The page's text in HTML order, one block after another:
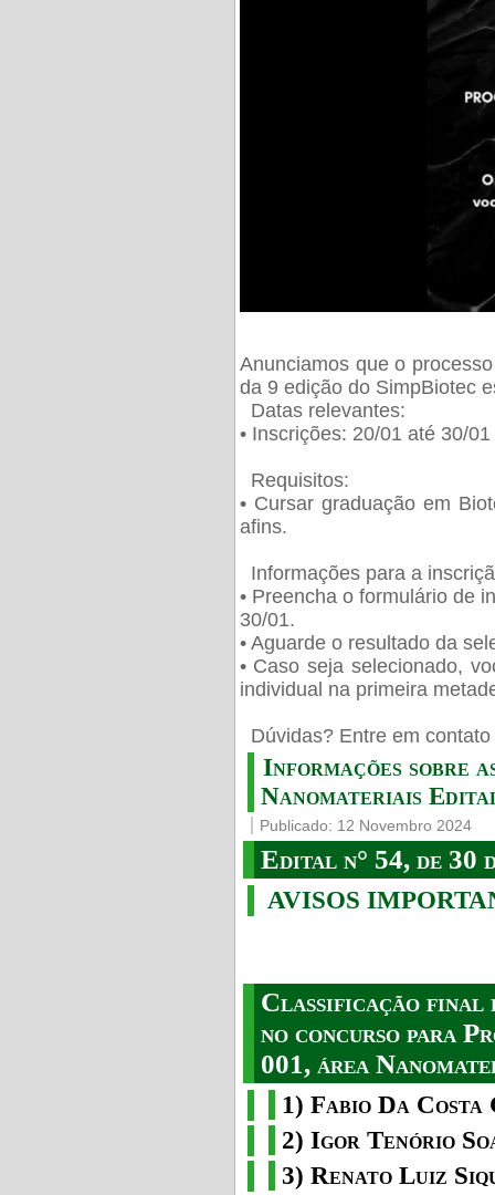
Anunciamos que o
da 9 edição do SimpBiotec
Datas relevantes:
• Inscrições: 20/01 até 30/01
Requisitos:
• Cursar graduação em
afins.
Informações para a
• Preencha o formulário de
30/01.
• Aguarde o resultado da
• Caso seja selecionado,
individual na primeira
Dúvidas? Entre em
Informações sobre
Nanomateriais
Publicado: 12 Novembro 2024
Edital n° 54, de 30
AVISOS
Classificação final
no concurso para
001, área
1) Fabio Da
2) Igor Tenório
3) Renato Luiz